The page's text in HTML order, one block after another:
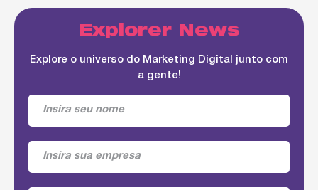
Explorer News
Explore o universo do Marketing Digital junto com
a gente!